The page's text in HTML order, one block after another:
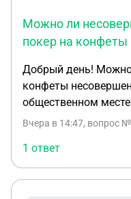
Можно ли
покер на
Добрый день! Можно
конфеты
общественном
Вчера в 14:47, вопрос
1 ответ